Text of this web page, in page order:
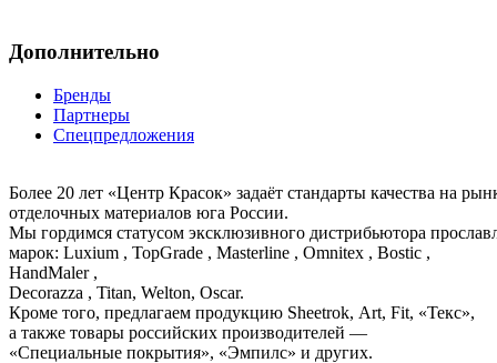
Дополнительно
Бренды
Партнеры
Спецпредложения
Более 20 лет «Центр Красок» задаёт стандарты качества на
отделочных материалов юга России.
Мы гордимся статусом эксклюзивного дистрибьютора
марок: Luxium , TopGrade , Masterline , Omnitex , Bostic ,
HandMaler ,
Decorazza , Titan, Welton, Oscar.
Кроме того, предлагаем продукцию Sheetrok, Art, Fit, «Текс»,
а также товары российских производителей —
«Специальные покрытия», «Эмпилс» и других.